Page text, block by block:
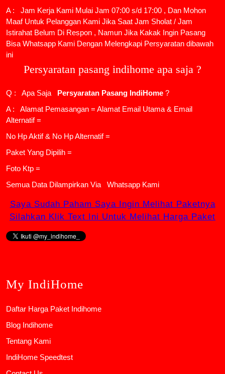
A : Jam Kerja Kami Mulai Jam 07:00 s/d 17:00 , Dan Mohon
Maaf Untuk Pelanggan Kami Jika Saat Jam Sholat / Jam
Istirahat Belum Di Respon , Namun Jika Kakak Ingin Pasang
Bisa Whatsapp Kami Dengan Melengkapi Persyaratan dibawah
ini
Persyaratan pasang indihome apa saja ?
Q : Apa Saja Persyaratan Pasang IndiHome ?
A : Alamat Pemasangan = Alamat Email Utama & Email
Alternatif =
No Hp Aktif & No Hp Alternatif =
Paket Yang Dipilih =
Foto Ktp =
Semua Data Dilampirkan Via
Whatsapp Kami
Saya Sudah Paham Saya Ingin Melihat Paketnya
Silahkan Klik Text Ini Untuk Melihat Harga Paket
My IndiHome
Daftar Harga Paket Indihome
Blog Indihome
Tentang Kami
IndiHome Speedtest